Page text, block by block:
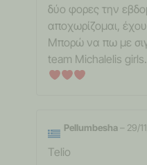
δύο φορες την
αποχωρίζομαι,
Μπορώ να πω με
team Michalelis
Pellumbesha– 29/
Telio